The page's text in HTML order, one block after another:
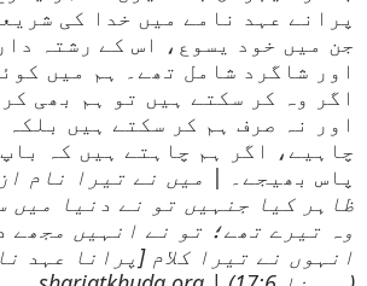
پرانے عہد نامے میں خدا کی
جن میں خود یسوع، اس کے رشتہ
اور شاگرد شامل تھے۔ ہم میں
اگر وہ کر سکتے ہیں تو ہم بھی
اور نہ صرف ہم کر سکتے ہیں بلکہ
چاہیے، اگر ہم چاہتے ہیں کہ
پاس بھیجے۔ | میں نے تیرا نام
ظاہر کیا جنہیں تو نے دنیا میں
وہ تیرے تھے؛ تو نے انہیں مجھے
انہوں نے تیرا کلام [پرانا عہد